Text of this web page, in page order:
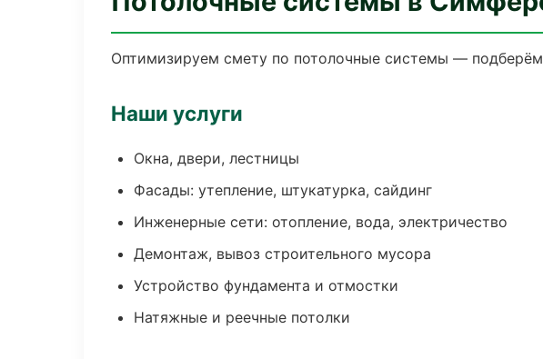
Оптимизируем смету по потолочные системы —
Наши услуги
Окна, двери, лестницы
Фасады: утепление, штукатурка, сайдинг
Инженерные сети: отопление, вода, электричество
Демонтаж, вывоз строительного мусора
Устройство фундамента и отмостки
Натяжные и реечные потолки